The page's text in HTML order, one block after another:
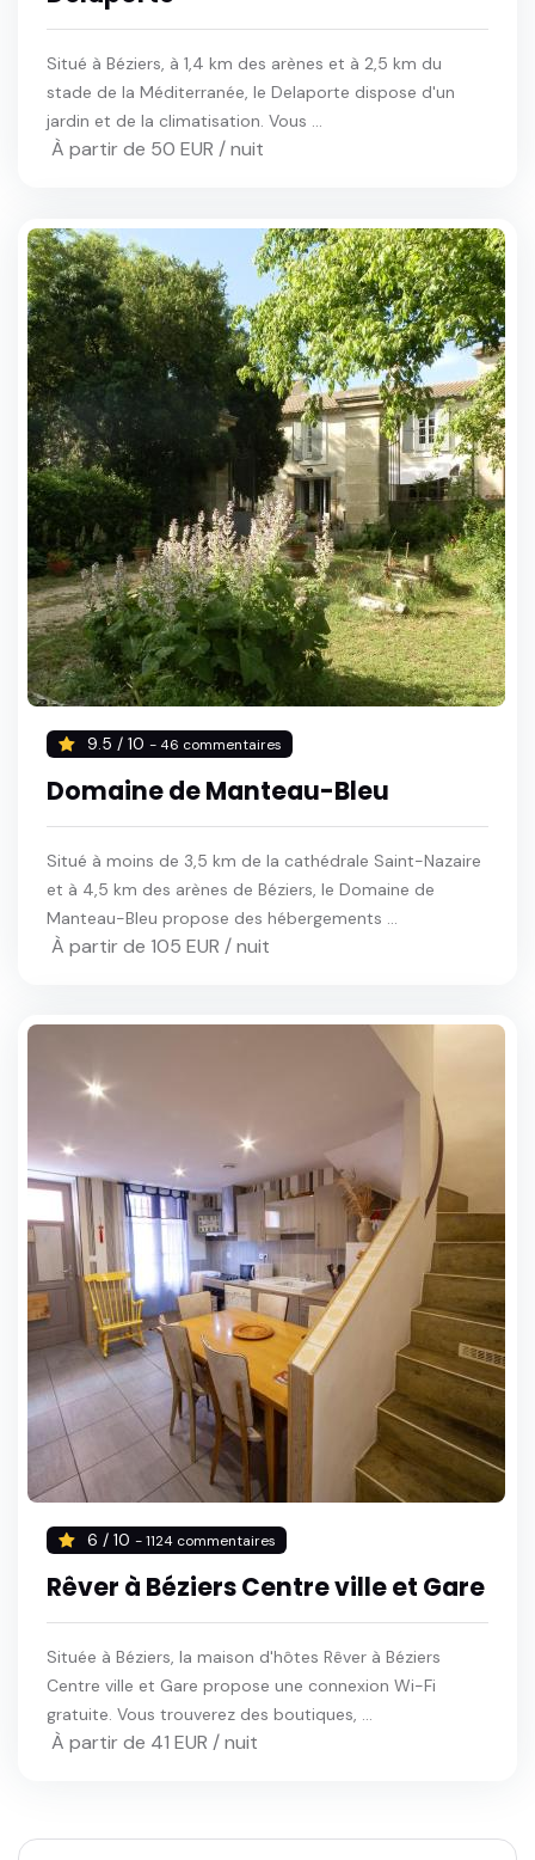
Situé à Béziers, à 1,4 km des arènes et à 2,5 km du
stade de la Méditerranée, le Delaporte dispose d'un
jardin et de la climatisation. Vous ...
À partir de 50 EUR / nuit
9.5 / 10 - 46 commentaires
Domaine de Manteau-Bleu
Situé à moins de 3,5 km de la cathédrale Saint-Nazaire
et à 4,5 km des arènes de Béziers, le Domaine de
Manteau-Bleu propose des hébergements ...
À partir de 105 EUR / nuit
6 / 10 - 1124 commentaires
Rêver à Béziers Centre ville et Gare
Située à Béziers, la maison d'hôtes Rêver à Béziers
Centre ville et Gare propose une connexion Wi-Fi
gratuite. Vous trouverez des boutiques, ...
À partir de 41 EUR / nuit